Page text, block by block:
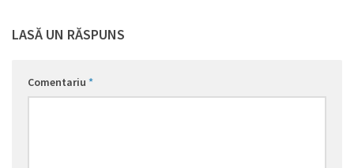
LASĂ UN RĂSPUNS
Comentariu *